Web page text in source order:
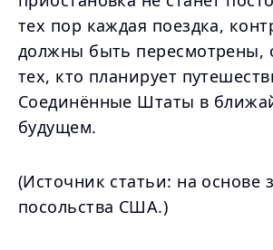
тех пор каждая поездка,
должны быть пересмотрены,
тех, кто планирует
Соединённые Штаты в
будущем.
(Источник статьи: на основе
посольства США.)